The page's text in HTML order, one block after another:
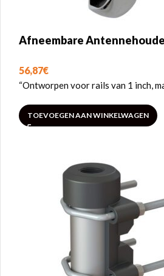
Afneembare
56,87€
“Ontworpen voor rails van 1 inch,
TOEVOEGEN AAN WINKELWAGEN